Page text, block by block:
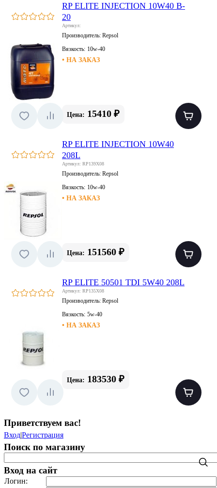
RP ELITE INJECTION 10W40 B-
20
Артикул:
Производитель: Repsol
Вязкость: 10w-40
• НА ЗАКАЗ
Цена: 15410 ₽
RP ELITE INJECTION 10W40
208L
Артикул: RP139X08
Производитель: Repsol
Вязкость: 10w-40
• НА ЗАКАЗ
Цена: 151560 ₽
RP ELITE 50501 TDI 5W40 208L
Артикул: RP135X08
Производитель: Repsol
Вязкость: 5w-40
• НА ЗАКАЗ
Цена: 183530 ₽
Приветствуем вас!
Вход|Регистрация
Поиск по магазину
Вход на сайт
Логин: